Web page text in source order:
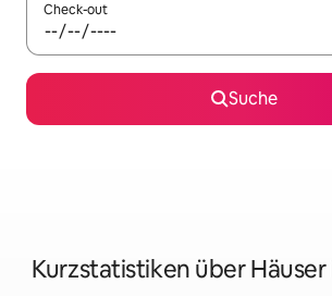
Check-out
Suche
Kurzstatistiken über Häuser